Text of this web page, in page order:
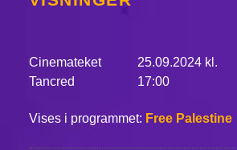
Cinemateket
Tancred
25.09.2024 kl.
17:00
Vises i programmet: Free Palestine